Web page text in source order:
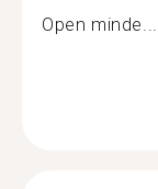
Open minde...